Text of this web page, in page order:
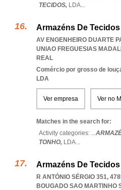
TECIDOS, LDA...
Armazéns De
AV ENGENHEIRO DUARTE
UNIAO FREGUESIAS
REAL
Comércio por grosso de
LDA
Ver empresa Ver no
Matches in the search for:
Activity categories: ...
TONHO, LDA...
Armazéns De
R ANTÓNIO SÉRGIO 351,
BOUGADO SAO MARTINHO